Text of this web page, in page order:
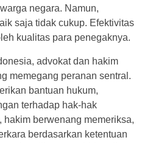
negara. Namun,
saja tidak cukup. Efektivitas
kualitas para penegaknya.
advokat dan hakim
memegang peranan sentral.
bantuan hukum,
terhadap hak-hak
hakim berwenang memeriksa,
berdasarkan ketentuan